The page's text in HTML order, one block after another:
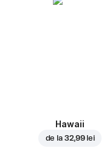
Hawaii
de la 32,99 lei